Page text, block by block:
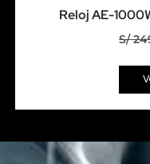
Reloj AE-
S/